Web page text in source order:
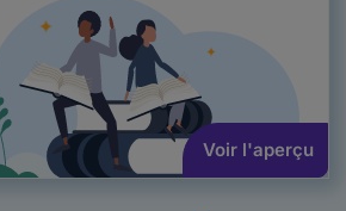
Voir l'aperçu